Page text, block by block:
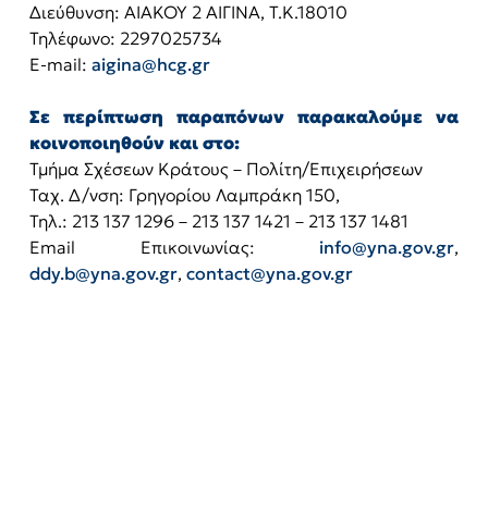
Διεύθυνση: ΑΙΑΚΟΥ 2 ΑΙΓΙΝΑ, Τ.Κ.18010
Τηλέφωνο: 2297025734
E-mail: aigina@hcg.gr
Σε περίπτωση παραπόνων παρακαλούμε να
κοινοποιηθούν και στο:
Τμήμα Σχέσεων Κράτους – Πολίτη/Επιχειρήσεων
Ταχ. Δ/νση: Γρηγορίου Λαμπράκη 150,
Τηλ.: 213 137 1296 – 213 137 1421 – 213 137 1481
Email Επικοινωνίας: info@yna.gov.gr,
ddy.b@yna.gov.gr, contact@yna.gov.gr